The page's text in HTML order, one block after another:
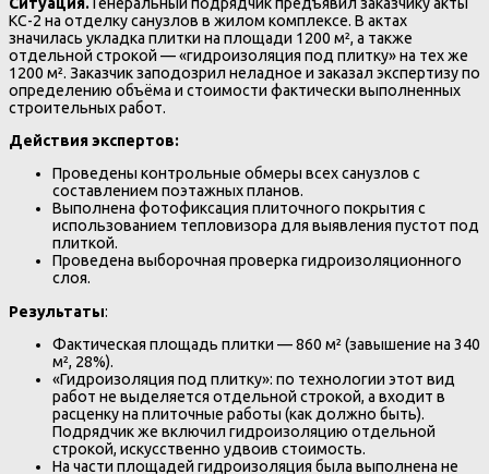
Ситуация. Генеральный подрядчик предъявил заказчику акты
КС-2 на отделку санузлов в жилом комплексе. В актах
значилась укладка плитки на площади 1200 м², а также
отдельной строкой — «гидроизоляция под плитку» на тех же
1200 м². Заказчик заподозрил неладное и заказал экспертизу по
определению объёма и стоимости фактически выполненных
строительных работ.
Действия экспертов:
Проведены контрольные обмеры всех санузлов с
составлением поэтажных планов.
Выполнена фотофиксация плиточного покрытия с
использованием тепловизора для выявления пустот под
плиткой.
Проведена выборочная проверка гидроизоляционного
слоя.
Результаты:
Фактическая площадь плитки — 860 м² (завышение на 340
м², 28%).
«Гидроизоляция под плитку»: по технологии этот вид
работ не выделяется отдельной строкой, а входит в
расценку на плиточные работы (как должно быть).
Подрядчик же включил гидроизоляцию отдельной
строкой, искусственно удвоив стоимость.
На части площадей гидроизоляция была выполнена не